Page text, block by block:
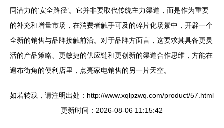
同潜力的‘安全路径’。它并非要取代传统主力渠道，而是作为重要
的补充和增量市场，在消费者触手可及的碎片化场景中，开辟一个
全新的销售与品牌接触前沿。对于品牌方面言，这要求其具备更灵
活的产品策略、更敏捷的供应链和更创新的渠道合作思维，方能在
遍布街角的便利店里，点亮家电销售的另一片天空。
如若转载，请注明出处：http://www.xqlpzwq.com/product/57.html
更新时间：2026-08-06 11:15:42